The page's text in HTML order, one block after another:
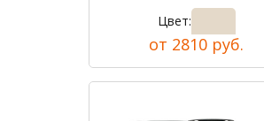
Цвет:
от 2810 руб.